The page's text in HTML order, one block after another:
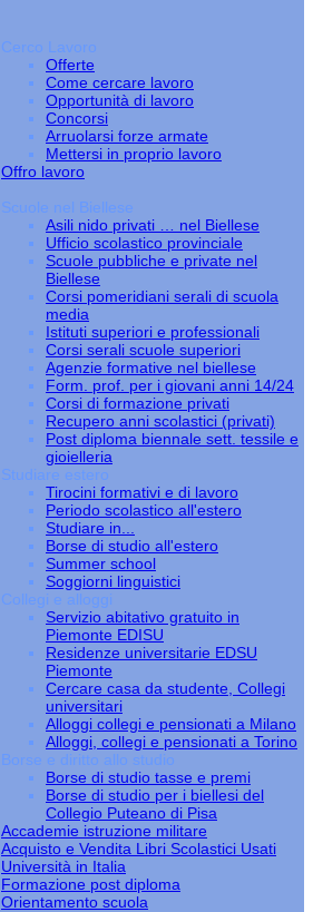
Cerco Lavoro
Offerte
Come cercare lavoro
Opportunità di lavoro
Concorsi
Arruolarsi forze armate
Mettersi in proprio lavoro
Offro lavoro
Scuole nel Biellese
Asili nido privati … nel Biellese
Ufficio scolastico provinciale
Scuole pubbliche e private nel
Biellese
Corsi pomeridiani serali di scuola
media
Istituti superiori e professionali
Corsi serali scuole superiori
Agenzie formative nel biellese
Form. prof. per i giovani anni 14/24
Corsi di formazione privati
Recupero anni scolastici (privati)
Post diploma biennale sett. tessile e
gioielleria
Studiare estero
Tirocini formativi e di lavoro
Periodo scolastico all'estero
Studiare in...
Borse di studio all'estero
Summer school
Soggiorni linguistici
Collegi e alloggi
Servizio abitativo gratuito in
Piemonte EDISU
Residenze universitarie EDSU
Piemonte
Cercare casa da studente, Collegi
universitari
Alloggi collegi e pensionati a Milano
Alloggi, collegi e pensionati a Torino
Borse e diritto allo studio
Borse di studio tasse e premi
Borse di studio per i biellesi del
Collegio Puteano di Pisa
Accademie istruzione militare
Acquisto e Vendita Libri Scolastici Usati
Università in Italia
Formazione post diploma
Orientamento scuola